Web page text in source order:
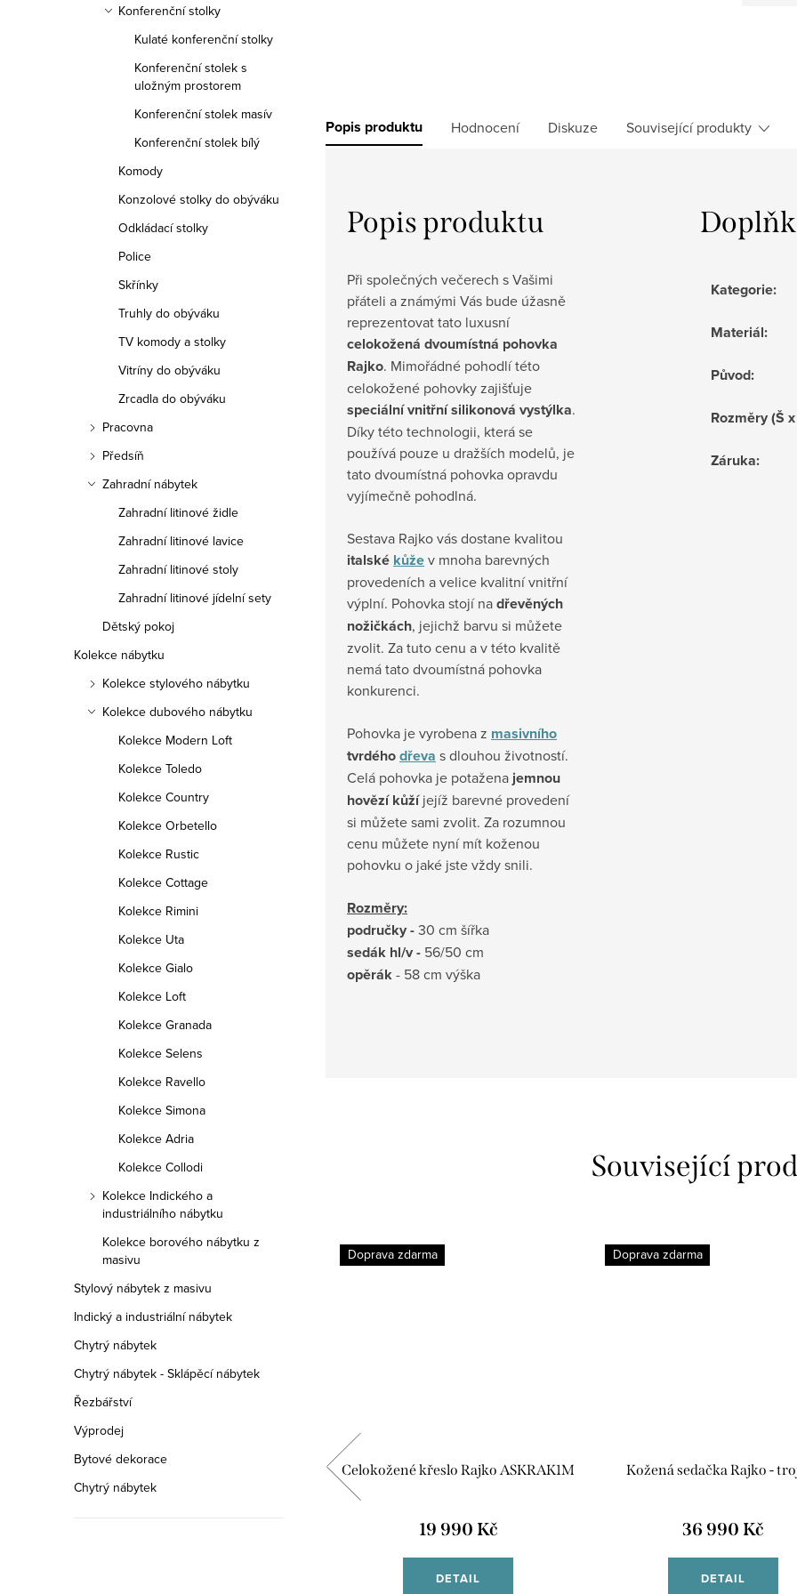
Konferenční stolky
Kulaté konferenční stolky
Konferenční stolek s
uložným prostorem
Konferenční stolek masív
Konferenční stolek bílý
Komody
Konzolové stolky do obýváku
Odkládací stolky
Police
Skřínky
Truhly do obýváku
TV komody a stolky
Vitríny do obýváku
Zrcadla do obýváku
Pracovna
Předsíň
Zahradní nábytek
Zahradní litinové židle
Zahradní litinové lavice
Zahradní litinové stoly
Zahradní litinové jídelní sety
Dětský pokoj
Kolekce nábytku
Kolekce stylového nábytku
Kolekce dubového nábytku
Kolekce Modern Loft
Kolekce Toledo
Kolekce Country
Kolekce Orbetello
Kolekce Rustic
Kolekce Cottage
Kolekce Rimini
Kolekce Uta
Kolekce Gialo
Kolekce Loft
Kolekce Granada
Kolekce Selens
Kolekce Ravello
Kolekce Simona
Kolekce Adria
Kolekce Collodi
Kolekce Indického a
industriálního nábytku
Kolekce borového nábytku z
masivu
Stylový nábytek z masivu
Indický a industriální nábytek
Chytrý nábytek
Chytrý nábytek - Sklápěcí nábytek
Řezbářství
Výprodej
Bytové dekorace
Chytrý nábytek
Popis produktu Hodnocení Diskuze Související produkty
Popis produktu
Při společných večerech s Vašimi
přáteli a známými Vás bude úžasně
reprezentovat tato luxusní
celokožená dvoumístná pohovka
Rajko. Mimořádné pohodlí této
celokožené pohovky zajišťuje
speciální vnitřní silikonová vystýlka.
Díky této technologii, která se
používá pouze u dražších modelů, je
tato dvoumístná pohovka opravdu
vyjímečně pohodlná.
Sestava Rajko vás dostane kvalitou
italské kůžev mnoha barevných
provedeních a velice kvalitní vnitřní
výplní. Pohovka stojí nadřevěných
nožičkách, jejichž barvu si můžete
zvolit. Za tuto cenu a v této kvalitě
nemá tato dvoumístná pohovka
konkurenci.
Pohovka je vyrobena z masivního
tvrdéhodřeva s dlouhou životností.
Celá pohovka je potaženajemnou
hovězí kůžíjejíž barevné provedení
si můžete sami zvolit. Za rozumnou
cenu můžete nyní mít koženou
pohovku o jaké jste vždy snili.
Rozměry:
područky -30 cm šířka
sedák hl/v - 56/50 cm
opěrák- 58 cm výška
Kategorie:
Materiál:
Původ:
Rozměry (Š
Záruka:
Související
Doprava zdarma
Celokožená sedací souprava Rajko
3+2+1 ASKRAK3M2M1M
Doprava zdarma
Celokožené křeslo Rajko ASKRAK1M
19 990 Kč
DETAIL
Doprava zdarma
Kožená sedačka Rajko -
36 990 Kč
DETAIL